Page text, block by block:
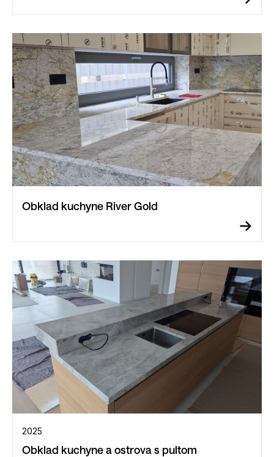
Obklad kuchyne River Gold
2025
Obklad kuchyne a ostrova s pultom